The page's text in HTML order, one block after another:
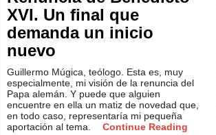
XVI. Un final que
demanda un inicio
nuevo
Guillermo Múgica, teólogo. Esta es, muy
especialmente, mi visión de la renuncia del
Papa alemán. Y puede que alguien
encuentre en ella un matiz de novedad que,
en todo caso, representaría mi pequeña
aportación al tema.
Continue Reading